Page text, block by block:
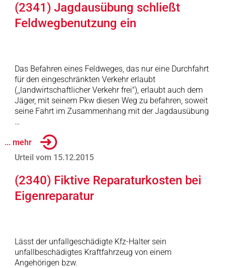
(2341) Jagdausübung schließt
Feldwegbenutzung ein
Das Befahren eines Feldweges, das nur eine Durchfahrt
für den eingeschränkten Verkehr erlaubt
(,,landwirtschaftlicher Verkehr frei"), erlaubt auch dem
Jäger, mit seinem Pkw diesen Weg zu befahren, soweit
seine Fahrt im Zusammenhang mit der Jagdausübung
…
... mehr
Urteil vom 15.12.2015
(2340) Fiktive Reparaturkosten bei
Eigenreparatur
Lässt der unfallgeschädigte Kfz-Halter sein
unfallbeschädigtes Kraftfahrzeug von einem
Angehörigen bzw.